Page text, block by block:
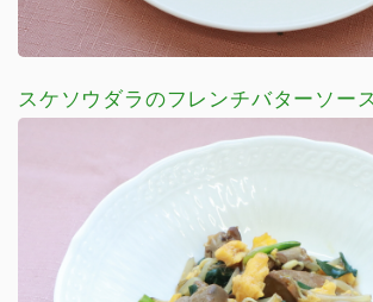
スケソウダラのフレンチバターソー